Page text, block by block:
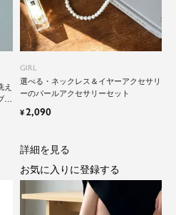
を偲ぶのに相応しい洗練
マルまで幅広くご提案さ
え
ラ
GIRL
選べる・ネックレス＆イヤーアクセサリ
ーのパールアクセサリーセット
¥2,090
詳細を見る
お気に入りに登録する